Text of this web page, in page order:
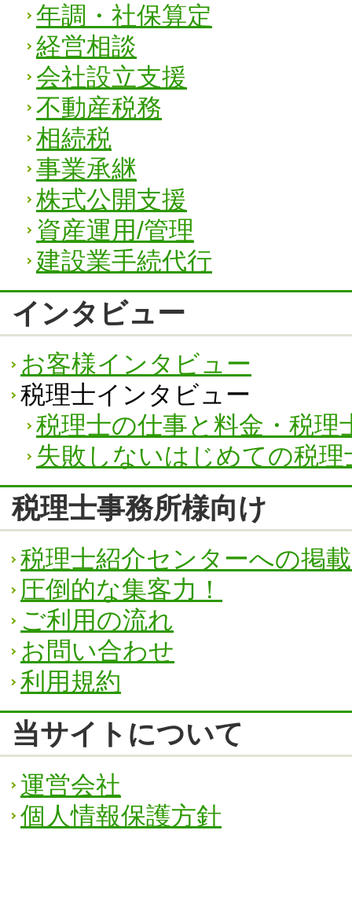
年調・社保算定
経営相談
会社設立支援
不動産税務
相続税
事業承継
株式公開支援
資産運用/管理
建設業手続代行
インタビュー
お客様インタビュー
税理士インタビュー
税理士の仕事と料金・税理
失敗しないはじめての税理
税理士事務所様向け
税理士紹介センターへの掲
圧倒的な集客力！
ご利用の流れ
お問い合わせ
利用規約
当サイトについて
運営会社
個人情報保護方針